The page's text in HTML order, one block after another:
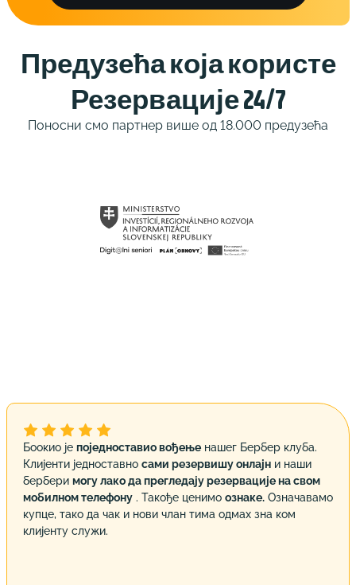
Предузећа која користе
Резервације 24/7
Поносни смо партнер више од 18.000 предузећа
Боокио је поједноставио вођење нашег Бербер клуба.
Клијенти једноставно сами резервишу онлајн и наши
бербери могу лако да прегледају резервације на свом
мобилном телефону . Такође ценимо ознаке. Означавамо
купце, тако да чак и нови члан тима одмах зна ком
клијенту служи.